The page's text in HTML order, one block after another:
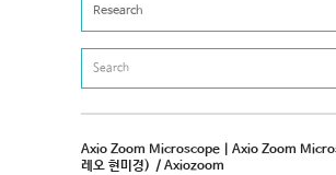
Research
Axio Zoom Microscope | Axio Zoom
레오 현미경) / Axiozoom